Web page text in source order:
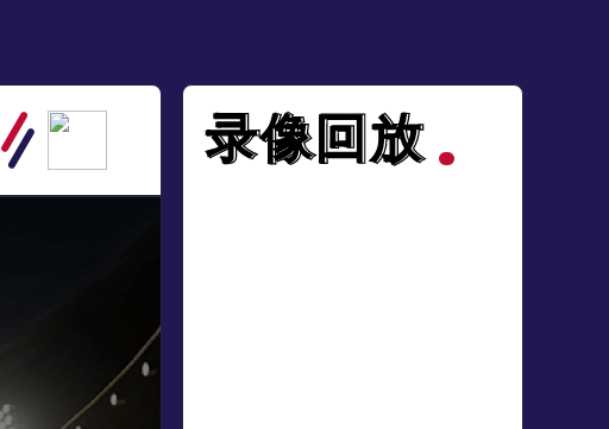
录像回放
录像回放